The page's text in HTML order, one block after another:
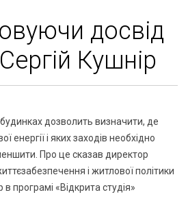
досвід
Кушнір
дозволить визначити, де
енергії і яких заходів необхідно
Про це сказав директор
і житлової політики
в програмі «Відкрита студія»